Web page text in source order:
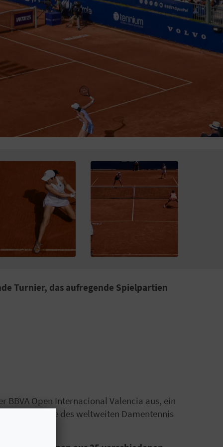
Turnier, das aufregende Spielpartien
BBVA Open Internacional Valencia aus, ein
die Landkarte des weltweiten Damentennis